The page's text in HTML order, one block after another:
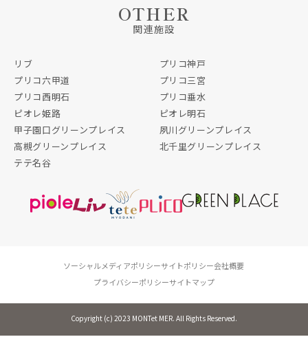
OTHER
関連施設
リブ
プリコ神戸
プリコ六甲道
プリコ三宮
プリコ西明石
プリコ垂水
ピオレ姫路
ピオレ明石
甲子園口グリーンプレイス
夙川グリーンプレイス
高槻グリーンプレイス
北千里グリーンプレイス
テテ名谷
ソーシャルメディアポリシーサイトポリシー会社概要
プライバシーポリシーサイトマップ
Copyright (c) 2023 MONTet MER. All Rights Reserved.